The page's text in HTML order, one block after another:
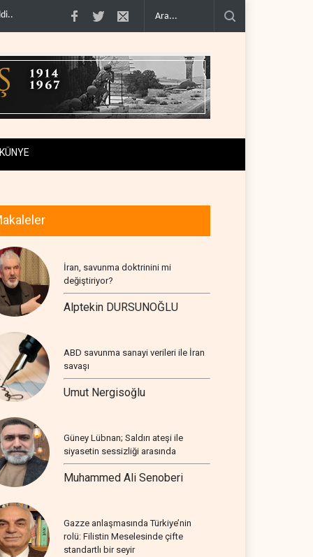
rekor d�.. The Telegraph: Hürmüz anlaşması, İran’ın savaşı ka..
KÜNYE
İran, savunma doktrinini mi
değiştiriyor?
Alptekin DURSUNOĞLU
ABD savunma sanayi verileri ile İran
savaşı
Umut Nergisoğlu
Güney Lübnan; Saldırı ateşi ile
siyasetin sessizliği arasında
Muhammed Ali Senoberi
Gazze anlaşmasında Türkiye’nin
rolü: Filistin Meselesinde çifte
standartlı bir seyir